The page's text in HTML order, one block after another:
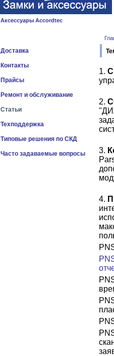
Аксессуары Accordtec
Доставка
Контакты
Прайсы
Ремонт и обслуживание
Статьи
Техподдержка
Типовые решения по СКД
Часто задаваемые вопросы
1.
2.
3.
4.